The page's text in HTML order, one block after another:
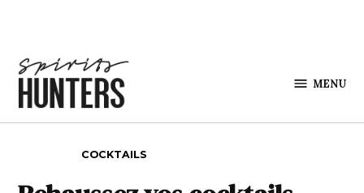
MENU
COCKTAILS